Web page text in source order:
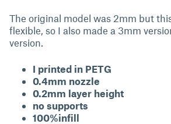
The original model was 2mm but
flexible, so I also made a 3mm
version.
I printed in PETG
0.4mm nozzle
0.2mm layer height
no supports
100%infill